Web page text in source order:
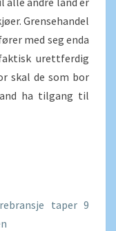
Grensehandel
med seg enda
urettferdig
skal de som bor
ha tilgang til
taper 9